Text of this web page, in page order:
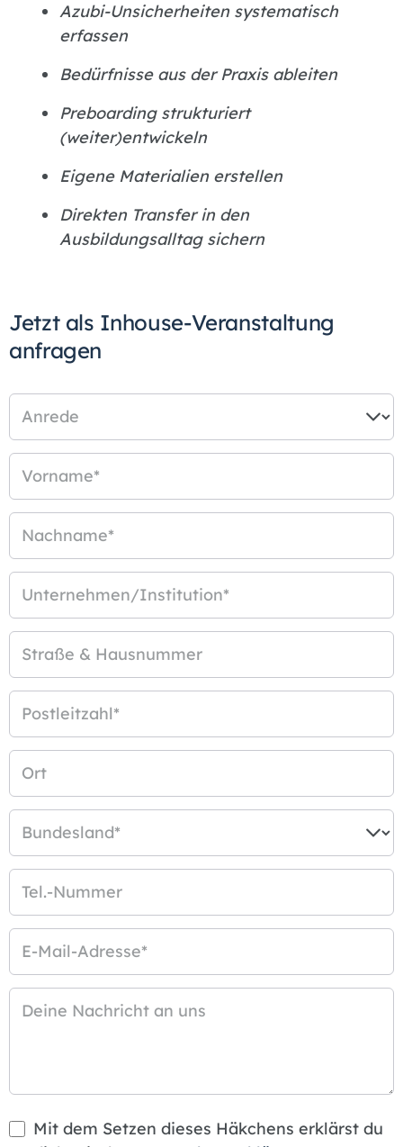
Azubi-Unsicherheiten systematisch
erfassen
Bedürfnisse aus der Praxis ableiten
Preboarding strukturiert
(weiter)entwickeln
Eigene Materialien erstellen
Direkten Transfer in den
Ausbildungsalltag sichern
Jetzt als Inhouse-Veranstaltung
anfragen
Anrede
Vorname*
Nachname*
Unternehmen/Institution*
Straße & Hausnummer
Postleitzahl*
Ort
Bundesland*
Tel.-Nummer
E-Mail-Adresse*
Deine Nachricht an uns
Mit dem Setzen dieses Häkchens erklärst du